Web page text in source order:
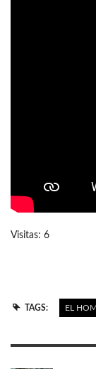
Visitas: 6
TAGS: EL